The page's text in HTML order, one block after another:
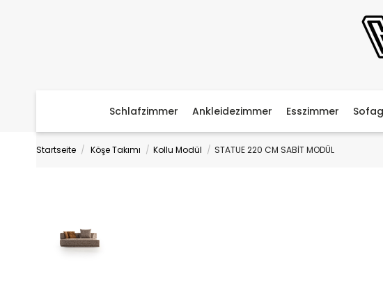
Schlafzimmer Ankleidezimmer Esszimmer
Startseite Köşe Takımı Kollu Modül STATUE 220 CM SABİT MODÜL